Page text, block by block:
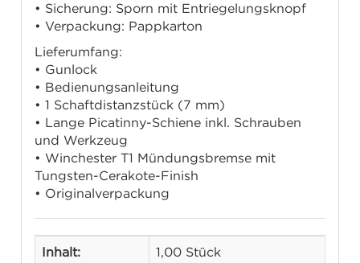
• Sicherung: Sporn mit Entriegelungsknopf
• Verpackung: Pappkarton
Lieferumfang:
• Gunlock
• Bedienungsanleitung
• 1 Schaftdistanzstück (7 mm)
• Lange Picatinny-Schiene inkl. Schrauben
und Werkzeug
• Winchester T1 Mündungsbremse mit
Tungsten-Cerakote-Finish
• Originalverpackung
Inhalt: 1,00 Stück